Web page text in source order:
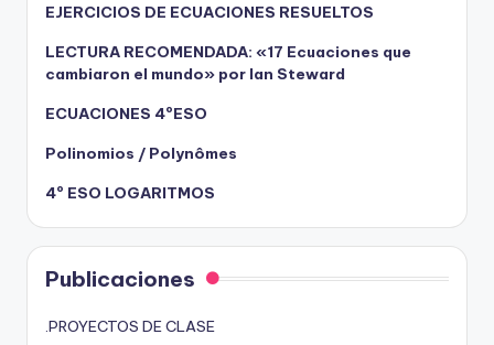
EJERCICIOS DE ECUACIONES RESUELTOS
LECTURA RECOMENDADA: «17 Ecuaciones que
cambiaron el mundo» por Ian Steward
ECUACIONES 4ºESO
Polinomios / Polynômes
4º ESO LOGARITMOS
Publicaciones
.PROYECTOS DE CLASE